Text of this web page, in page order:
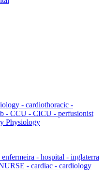
- cardiothoracic -
- CCU - CICU - perfusionist
Physiology
- hospital - inglaterra
- cardiac - cardiology